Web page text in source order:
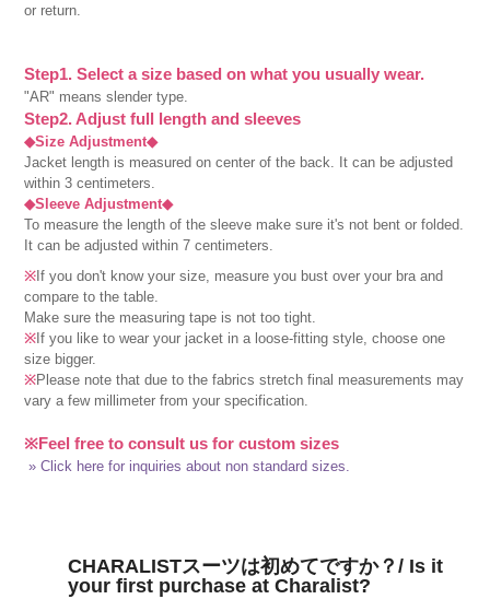
or return.
Step1. Select a size based on what you usually wear.
"AR" means slender type.
Step2. Adjust full length and sleeves
◆Size Adjustment◆
Jacket length is measured on center of the back. It can be adjusted
within 3 centimeters.
◆Sleeve Adjustment◆
To measure the length of the sleeve make sure it's not bent or folded.
It can be adjusted within 7 centimeters.
※ If you don't know your size, measure you bust over your bra and
compare to the table.
Make sure the measuring tape is not too tight.
※ If you like to wear your jacket in a loose-fitting style, choose one
size bigger.
※Please note that due to the fabrics stretch final measurements may
vary a few millimeter from your specification.
※Feel free to consult us for custom sizes
» Click here for inquiries about non standard sizes.
CHARALISTスーツは初めてですか？/ Is it
your first purchase at Charalist?